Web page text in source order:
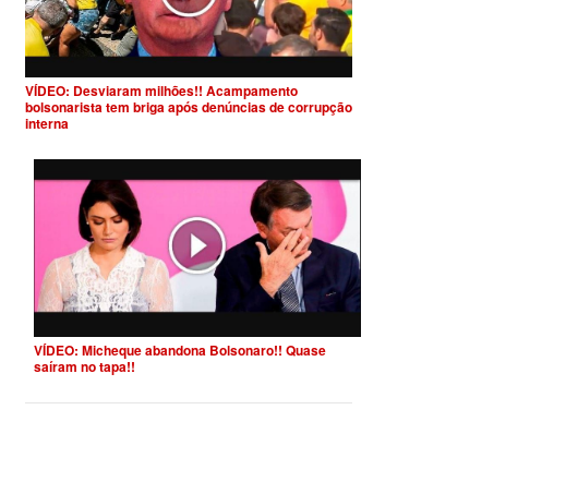
VÍDEO: Desviaram milhões!! Acampamento
bolsonarista tem briga após denúncias de corrupção
interna
VÍDEO: Micheque abandona Bolsonaro!! Quase
saíram no tapa!!